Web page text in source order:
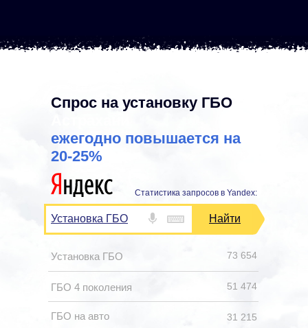
Спрос на установку ГБО
ежегодно повышается на
20-25%
ГБО 4 поколения
Установка ГБО
ГБО на авто
Установка ГБО Найти
Статистика запросов в Yandex:
73 654
51 474
31 215